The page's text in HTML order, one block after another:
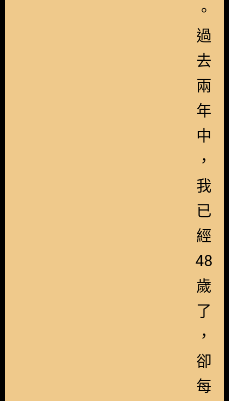
。
過
去
兩
年
中
，
我
已
經
48
歲
了
，
卻
每